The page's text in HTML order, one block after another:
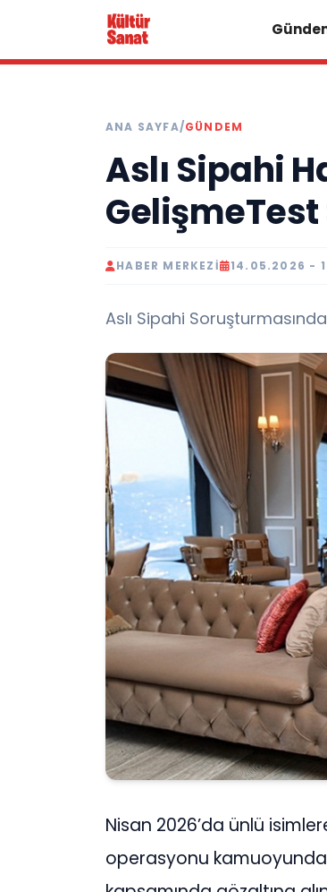
ANA SAYFA/GÜNDEM
Aslı Sipahi
GelişmeTest
HABER MERKEZI 14.05.2026 -
Aslı Sipahi
Nisan 2026’da ünlü
operasyonu kamuoyunda